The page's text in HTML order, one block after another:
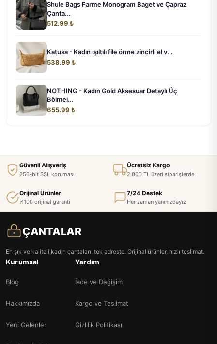
Shule Bags Farme Monogram Baget ve Çapraz
Çanta...
512.99 ₺
Katusa - Kadın ışıltılı file örme zincirli el v...
538.99 ₺
NOTHING - Kadın Gold Aksesuar Detaylı Üç
Bölmel...
655.99 ₺
Güvenli Alışveriş
256-bit SSL koruması
Ücretsiz Kargo
2.000 TL üzeri siparişlerde
Orijinal Ürünler
%100 orijinal garanti
7/24 Destek
Her zaman yanınızdayız
ÇANTALAR
En şık ve kaliteli kadın çantaları, tek adreste. Orijinal ürünler, hızlı teslimat.
Kurumsal
Blog
Hakkımızda
Yeni Gelenler
Yardım
İade ve Değişim
Kargo ve Teslimat
Gizlilik Politikası